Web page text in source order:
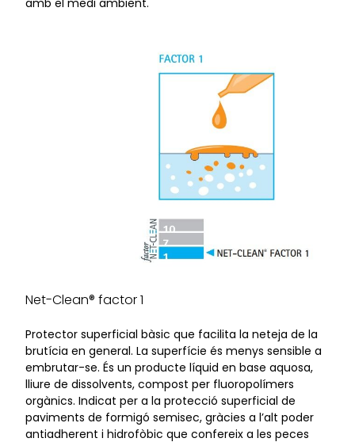
amb el medi ambient.
Net-Clean® factor 1
Protector superficial bàsic que facilita la neteja de la
brutícia en general. La superfície és menys sensible a
embrutar-se. És un producte líquid en base aquosa,
lliure de dissolvents, compost per fluoropolímers
orgànics. Indicat per a la protecció superficial de
paviments de formigó semisec, gràcies a l’alt poder
antiadherent i hidrofòbic que confereix a les peces